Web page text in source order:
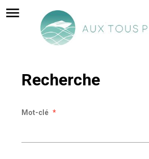
menu
Recherche
Mot-clé *